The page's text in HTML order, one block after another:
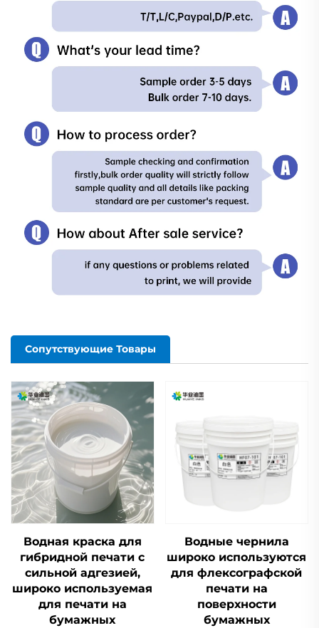
Сопутствующие Товары
Водная краска для
гибридной печати с
сильной адгезией,
широко используемая
для печати на
бумажных
Водные чернила
широко используются
для флексографской
печати на
поверхности
бумажных